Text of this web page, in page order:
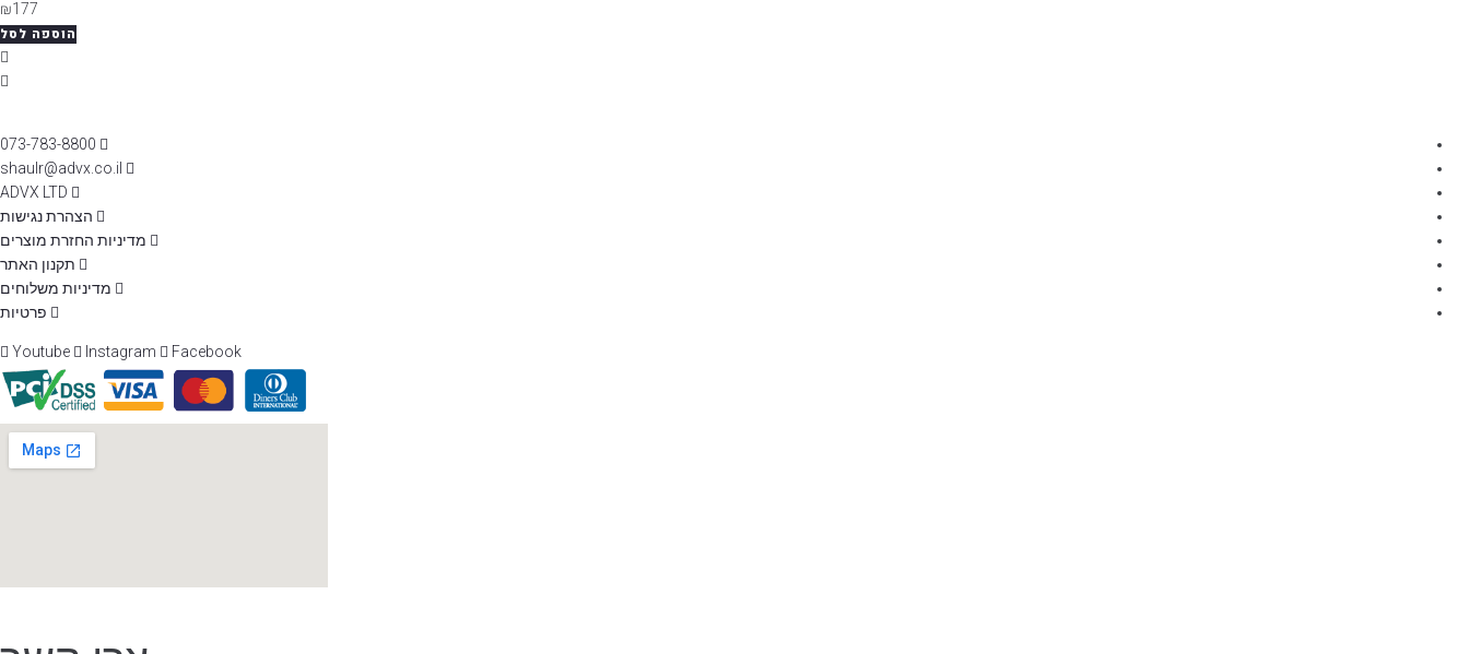
₪177
הוספה לסל
073-783-8800
shaulr@advx.co.il
ADVX LTD
הצהרת נגישות
מדיניות החזרת מוצרים
תקנון האתר
מדיניות משלוחים
פרטיות
Youtube Instagram Facebook